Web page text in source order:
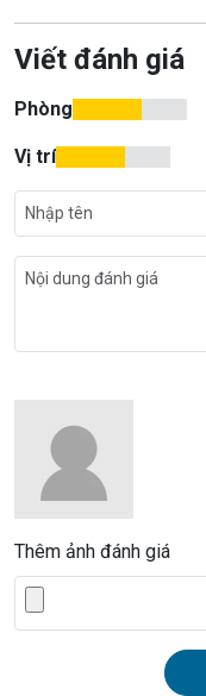
Viết đánh giá
Phòng
Vị trí
Thêm ảnh đánh giá